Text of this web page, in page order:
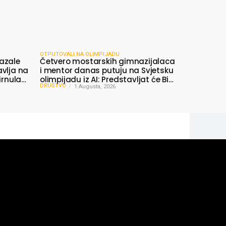
na
OTPUTOVALI NA OLIMPIJADU
Četvero mostarskih gimnazijalaca
i mentor danas putuju na Svjetsku
olimpijadu iz AI: Predstavljat će BiH
među najboljima na svijetu
DRUŠTVO 1 Augusta, 2026